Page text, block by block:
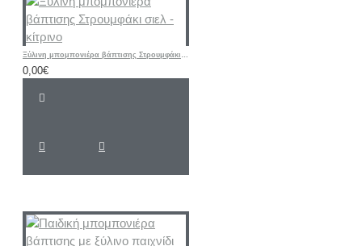
Ξύλινη μπομπονιέρα βάπτισης Στρουμφάκι σιελ - κίτρινο
0,00€